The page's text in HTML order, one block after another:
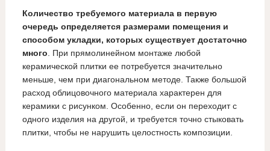
Количество требуемого материала в первую
очередь определяется размерами помещения и
способом укладки, которых существует достаточно
много. При прямолинейном монтаже любой
керамической плитки ее потребуется значительно
меньше, чем при диагональном методе. Также большой
расход облицовочного материала характерен для
керамики с рисунком. Особенно, если он переходит с
одного изделия на другой, и требуется точно стыковать
плитки, чтобы не нарушить целостность композиции.